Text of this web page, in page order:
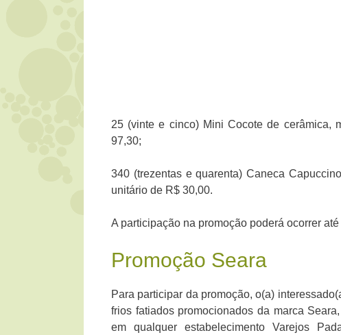
25 (vinte e cinco) Mini Cocote de cerâmica,
97,30;
340 (trezentas e quarenta) Caneca
unitário de R$ 30,00.
A participação na promoção poderá ocorrer
Promoção Seara
Para participar da promoção, o(a)
frios fatiados promocionados da marca
em qualquer estabelecimento Varejos